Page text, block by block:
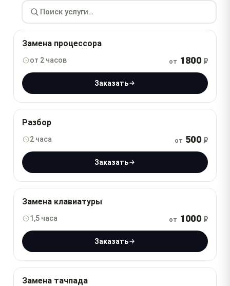
Замена процессора
от 2 часов от 1800 ₽
Заказать
Разбор
2 часа от 500 ₽
Заказать
Замена клавиатуры
1,5 часа от 1000 ₽
Заказать
Замена тачпада